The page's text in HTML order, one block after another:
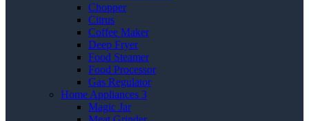
Chopper
Citrus
Coffee Maker
Deep Fryer
Food Steamer
Food Processor
Gas Regulator
Home Appliances 3
Magic Jar